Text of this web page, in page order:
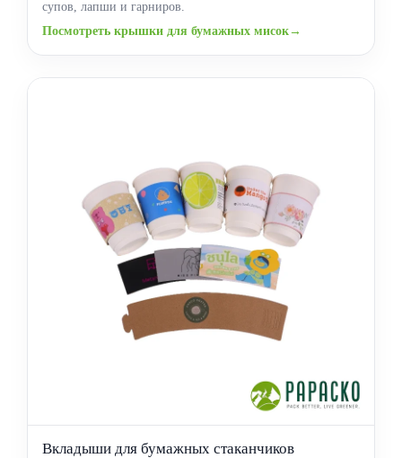
супов, лапши и гарниров.
Посмотреть крышки для бумажных мисок
Вкладыши для бумажных стаканчиков